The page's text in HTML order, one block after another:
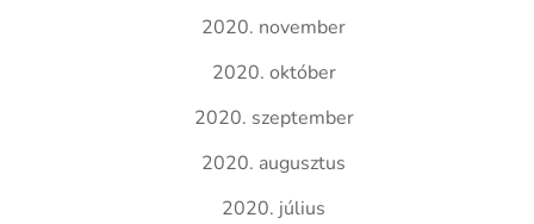
2020. november
2020. október
2020. szeptember
2020. augusztus
2020. július